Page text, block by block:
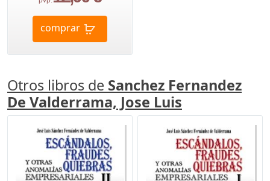
comprar
Otros libros de Sanchez Fernandez
De Valderrama, Jose Luis